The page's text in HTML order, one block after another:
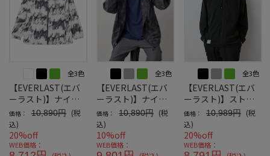
全3色
【EVERLAST(エバ
ーラスト)】ナイロ
ンジャケット
価格： 10,890円 (税
込)
20%off
WEB価格：
全3色
【EVERLAST(エバ
ーラスト)】ナイロ
ンジャケット
価格： 10,890円 (税
込)
10%off
WEB価格：
全3色
【EVERLAST(エバ
ーラスト)】ストレ
ッチパーカージャケ
ット
価格： 10,989円 (税
込)
20%off
WEB価格：